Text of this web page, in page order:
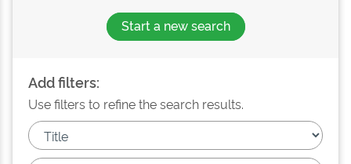
Start a new search
Add filters:
Use filters to refine the search results.